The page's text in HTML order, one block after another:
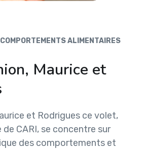
ALIMENTAIRES
Maurice et
et Rodrigues ce volet,
CARI, se concentre sur
des comportements et